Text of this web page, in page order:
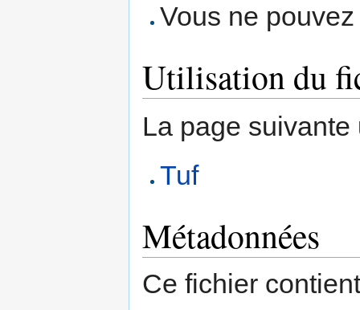
Vous ne
Utilisation du
La page
Tuf
Métadonnées
Ce fichier